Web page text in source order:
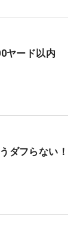
ヤード以内
ダフらない！